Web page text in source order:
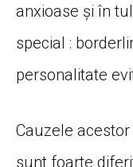
anxioase și în
special :
personalitate
Cauzele
sunt foarte